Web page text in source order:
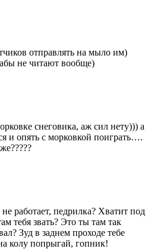
отправлять на мыло им)
не читают вообще)
снеговика, аж сил нету))) а
и опять с морковкой поиграть….
работает, педрилка? Хватит под
тебя звать? Это ты там так
Зуд в заднем проходе тебе
колу попрыгай, гопник!